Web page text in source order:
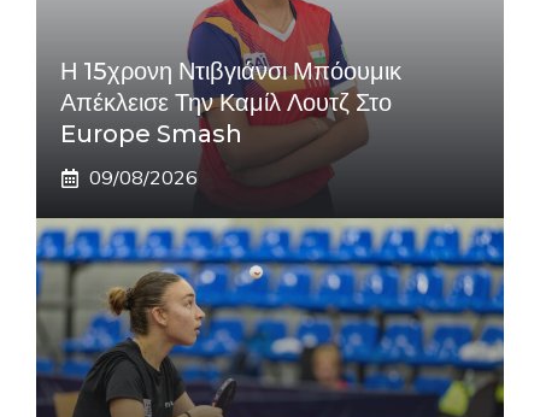
Η 15χρονη Ντιβγιάνσι Μπόουμικ
Απέκλεισε Την Καμίλ Λουτζ Στο
Europe Smash
09/08/2026